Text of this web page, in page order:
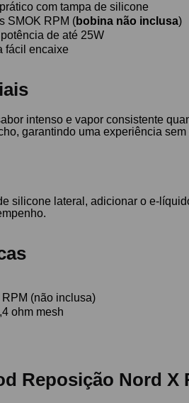
com tampa de silicone
SMOK RPM (bobina não inclusa)
de até 25W
fácil encaixe
intenso e vapor consistente
garantindo uma experiência
silicone lateral, adicionar o e-
(não inclusa)
ohm mesh
Reposição Nord X